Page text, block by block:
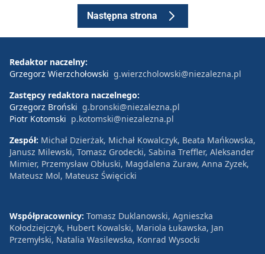
Następna strona
Redaktor naczelny:
Grzegorz Wierzchołowski g.wierzcholowski@niezalezna.pl
Zastępcy redaktora naczelnego:
Grzegorz Broński g.bronski@niezalezna.pl
Piotr Kotomski p.kotomski@niezalezna.pl
Zespół: Michał Dzierżak, Michał Kowalczyk, Beata Mańkowska,
Janusz Milewski, Tomasz Grodecki, Sabina Treffler, Aleksander
Mimier, Przemysław Obłuski, Magdalena Żuraw, Anna Zyzek,
Mateusz Mol, Mateusz Święcicki
Współpracownicy: Tomasz Duklanowski, Agnieszka
Kołodziejczyk, Hubert Kowalski, Mariola Łukawska, Jan
Przemyłski, Natalia Wasilewska, Konrad Wysocki